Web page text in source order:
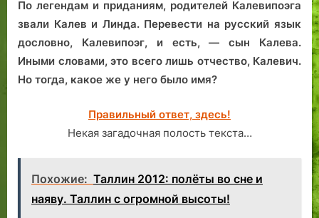
По легендам и приданиям, родителей Калевипоэга
звали Калев и Линда. Перевести на русский язык
дословно, Калевипоэг, и есть, — сын Калева.
Иными словами, это всего лишь отчество, Калевич.
Но тогда, какое же у него было имя?
Правильный ответ, здесь!
Некая загадочная полость текста…
Похожие: Таллин 2012: полёты во сне и
наяву. Таллин с огромной высоты!